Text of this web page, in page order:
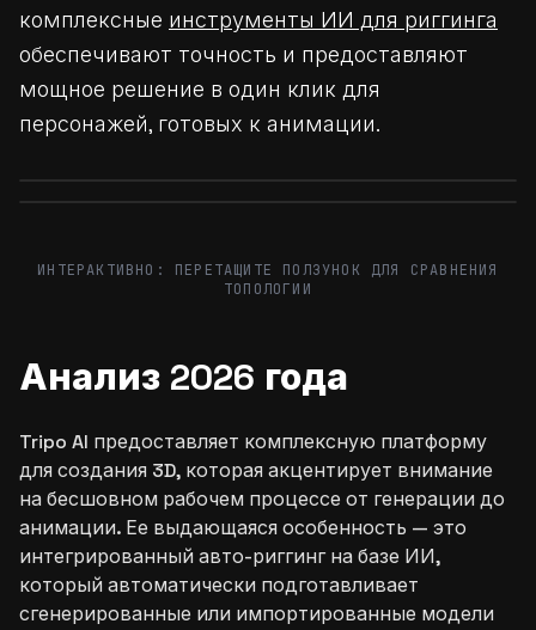
комплексные инструменты ИИ для риггинга
обеспечивают точность и предоставляют
мощное решение в один клик для
персонажей, готовых к анимации.
ИНТЕРАКТИВНО: ПЕРЕТАЩИТЕ ПОЛЗУНОК ДЛЯ СРАВНЕНИЯ
ТОПОЛОГИИ
Анализ 2026 года
Tripo AI предоставляет комплексную платформу
для создания 3D, которая акцентирует внимание
на бесшовном рабочем процессе от генерации до
анимации. Ее выдающаяся особенность — это
интегрированный авто-риггинг на базе ИИ,
который автоматически подготавливает
сгенерированные или импортированные модели